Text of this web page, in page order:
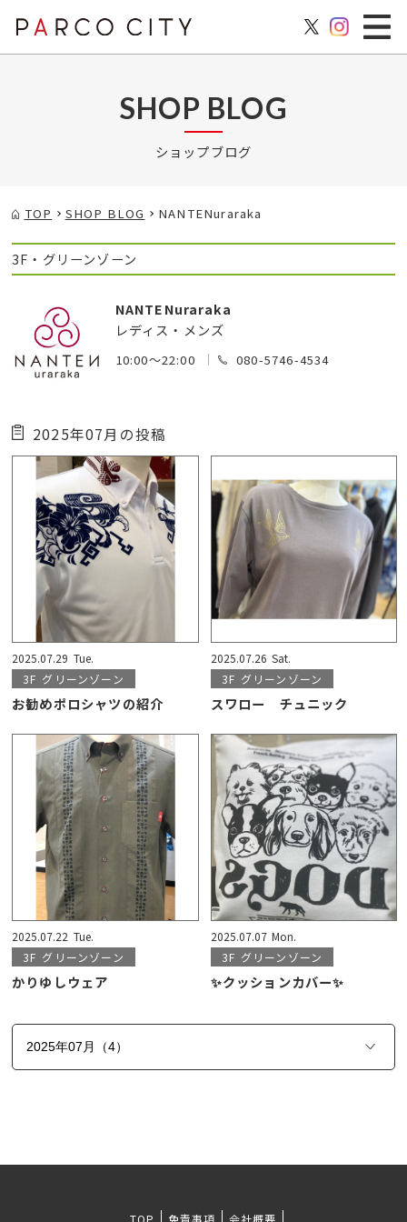
SHOP BLOG
ショップブログ
TOP SHOP BLOG NANTENuraraka
3F・グリーンゾーン
NANTENuraraka
レディス・メンズ
10:00～22:00 080-5746-4534
2025年07月の投稿
2025.07.29 Tue.
3F グリーンゾーン
お勧めポロシャツの紹介
2025.07.26 Sat.
3F グリーンゾーン
スワロー チュニック
2025.07.22 Tue.
3F グリーンゾーン
かりゆしウェア
2025.07.07 Mon.
3F グリーンゾーン
✨クッションカバー✨
TOP 免責事項 会社概要